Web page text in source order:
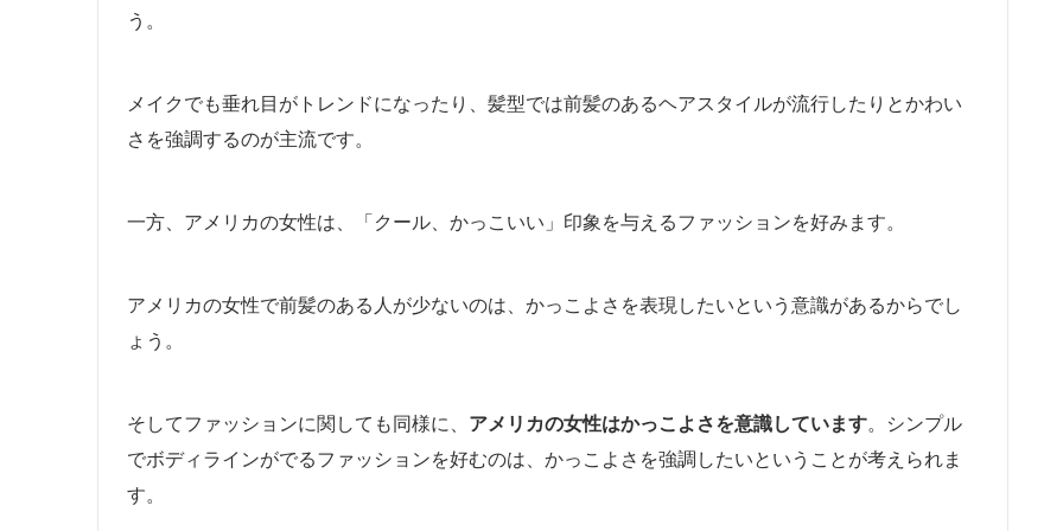
う。
メイクでも垂れ目がトレンドになったり、髪型では前髪のあるヘアスタイルが流行したりとかわい
さを強調するのが主流です。
一方、アメリカの女性は、「クール、かっこいい」印象を与えるファッションを好みます。
アメリカの女性で前髪のある人が少ないのは、かっこよさを表現したいという意識があるからでし
ょう。
そしてファッションに関しても同様に、 アメリカの女性はかっこよさを意識しています。シンプル
でボディラインがでるファッションを好むのは、かっこよさを強調したいということが考えられま
す。